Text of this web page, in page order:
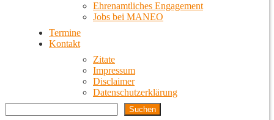
Ehrenamtliches Engagement
Jobs bei MANEO
Termine
Kontakt
Zitate
Impressum
Disclaimer
Datenschutzerklärung
Suchen